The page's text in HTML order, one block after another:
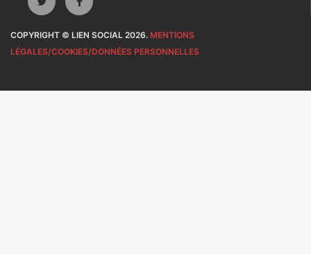
COPYRIGHT © LIEN SOCIAL 2026. MENTIONS
LÉGALES/COOKIES/DONNÉES PERSONNELLES